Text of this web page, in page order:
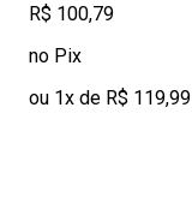
R$ 100,79
no Pix
ou 1x de R$ 119,99